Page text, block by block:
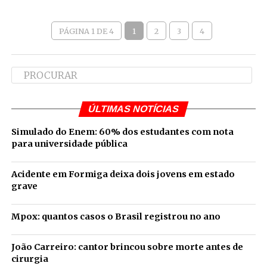
PÁGINA 1 DE 4 1 2 3 4
ÚLTIMAS NOTÍCIAS
Simulado do Enem: 60% dos estudantes com nota
para universidade pública
Acidente em Formiga deixa dois jovens em estado
grave
Mpox: quantos casos o Brasil registrou no ano
João Carreiro: cantor brincou sobre morte antes de
cirurgia